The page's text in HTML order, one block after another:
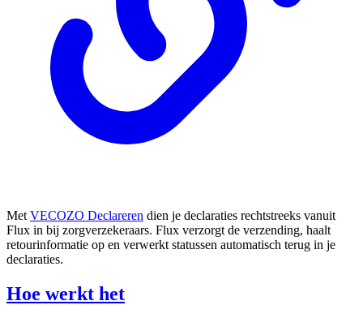
MetVECOZO Declareren dien je declaraties rechtstreeks vanuit
Flux in bij zorgverzekeraars. Flux verzorgt de verzending, haalt
retourinformatie op en verwerkt statussen automatisch terug in je
declaraties.
Hoe werkt het